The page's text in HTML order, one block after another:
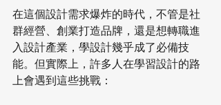
在這個設計需求爆炸的時代，不管是社
群經營、創業打造品牌，還是想轉職進
入設計產業，學設計幾乎成了必備技
能。但實際上，許多人在學習設計的路
上會遇到這些挑戰：